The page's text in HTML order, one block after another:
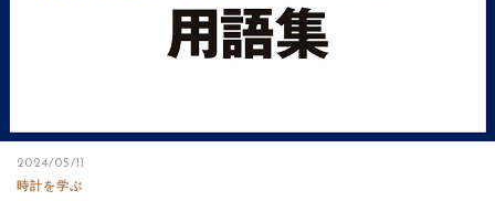
2024/05/11
時計を学ぶ